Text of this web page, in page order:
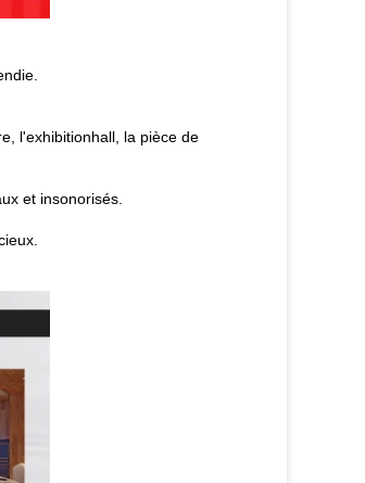
l'exhibitionhall, la pièce de
et insonorisés.